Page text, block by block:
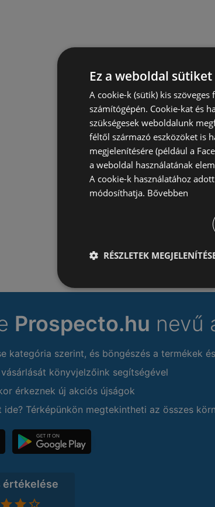
Prospecto.hu nevű
kategória szerint, és böngészés a termékek
könyvjelzőink segítségével
érkeznek új akciós újságok
Térképünkön megtekintheti az összes
értékelése
Ez a weboldal sütiket
A cookie-k (sütik) kis
számítógépén. Cookie-kat és
szükségesek weboldalunk
féltől származó eszközöket is
megjelenítésére (például a
a weboldal használatának
A cookie-k használatához
módosíthatja. Bővebben
RÉSZLETEK